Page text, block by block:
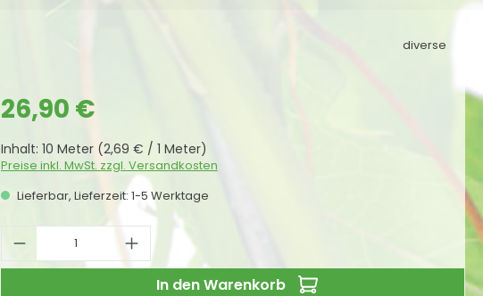
diverse
Regulärer Preis:
26,90 €
Inhalt: 10 Meter (2,69 € / 1 Meter)
Preise inkl. MwSt. zzgl. Versandkosten
Lieferbar, Lieferzeit: 1-5 Werktage
Produkt Anzahl: Gib den gewünschten
In den Warenkorb